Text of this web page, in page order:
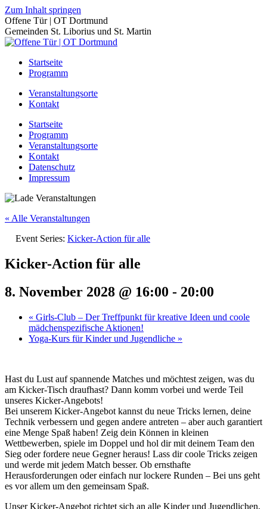
Zum Inhalt springen
Offene Tür | OT Dortmund
Gemeinden St. Liborius und St. Martin
Startseite
Programm
Veranstaltungsorte
Kontakt
Startseite
Programm
Veranstaltungsorte
Kontakt
Datenschutz
Impressum
« Alle Veranstaltungen
Event Series: Kicker-Action für alle
Kicker-Action für alle
8. November 2028 @ 16:00 - 20:00
« Girls-Club – Der Treffpunkt für kreative Ideen und coole
mädchenspezifische Aktionen!
Yoga-Kurs für Kinder und Jugendliche »
Hast du Lust auf spannende Matches und möchtest zeigen, was du
am Kicker-Tisch draufhast? Dann komm vorbei und werde Teil
unseres Kicker-Angebots!
Bei unserem Kicker-Angebot kannst du neue Tricks lernen, deine
Technik verbessern und gegen andere antreten – aber auch garantiert
eine Menge Spaß haben! Zeig dein Können in kleinen
Wettbewerben, spiele im Doppel und hol dir mit deinem Team den
Sieg oder fordere neue Gegner heraus! Lass dir coole Tricks zeigen
und werde mit jedem Match besser. Ob ernsthafte
Herausforderungen oder einfach nur lockere Runden – Bei uns geht
es vor allem um den gemeinsam Spaß.
Unser Kicker-Angebot richtet sich an alle Kinder und Jugendlichen,